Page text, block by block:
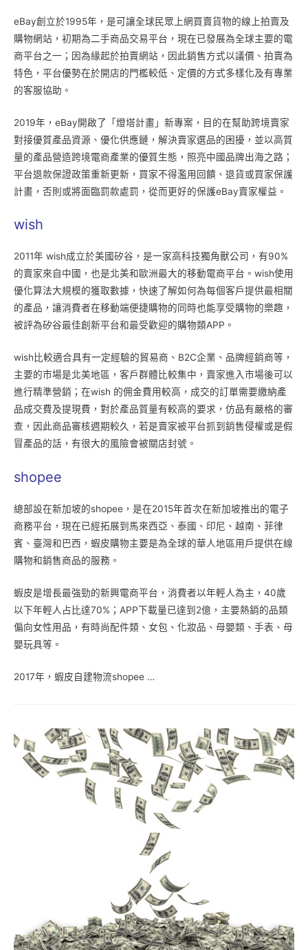
eBay創立於1995年，是可讓全球民眾上網買賣貨物的線上拍賣及
購物網站，初期為二手商品交易平台，現在已發展為全球主要的電
商平台之一；因為緣起於拍賣網站，因此銷售方式以議價、拍賣為
特色，平台優勢在於開店的門檻較低、定價的方式多樣化及有專業
的客服協助。
2019年，eBay開啟了「燈塔計畫」新專案，目的在幫助跨境賣家
對接優質產品資源、優化供應鏈，解決賣家選品的困擾，並以高質
量的產品營造跨境電商產業的優質生態，照亮中國品牌出海之路；
平台退款保證政策重新更新，買家不得濫用回饋、退貨或買家保護
計畫，否則或將面臨罰款處罰，從而更好的保護eBay賣家權益。
wish
2011年 wish成立於美國矽谷，是一家高科技獨角獸公司，有90%
的賣家來自中國，也是北美和歐洲最大的移動電商平台。wish使用
優化算法大規模的獲取數據，快速了解如何為每個客戶提供最相關
的產品，讓消費者在移動端便捷購物的同時也能享受購物的樂趣，
被評為矽谷最佳創新平台和最受歡迎的購物類APP。
wish比較適合具有一定經驗的貿易商、B2C企業、品牌經銷商等，
主要的市場是北美地區，客戶群體比較集中，賣家進入市場後可以
進行精準營銷；在wish 的佣金費用較高，成交的訂單需要繳納產
品成交費及提現費，對於產品質量有較高的要求，仿品有嚴格的審
查，因此商品審核週期較久，若是賣家被平台抓到銷售侵權或是假
冒產品的話，有很大的風險會被關店封號。
shopee
總部設在新加坡的shopee，是在2015年首次在新加坡推出的電子
商務平台，現在已經拓展到馬來西亞、泰國、印尼、越南、菲律
賓、臺灣和巴西，蝦皮購物主要是為全球的華人地區用戶提供在線
購物和銷售商品的服務。
蝦皮是增長最強勁的新興電商平台，消費者以年輕人為主，40歲
以下年輕人占比達70%；APP下載量已達到2億，主要熱銷的品類
偏向女性用品，有時尚配件類、女包、化妝品、母嬰類、手表、母
嬰玩具等。
2017年，蝦皮自建物流shopee …